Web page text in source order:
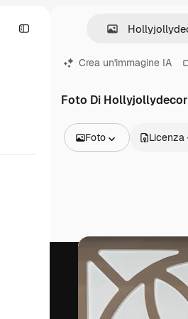
Crea un'immagine IA
Foto Di Hollyjollydecor
Foto
Video
Clip video
Motion graphic
Modelli di video
Modelli 3D
Licenza